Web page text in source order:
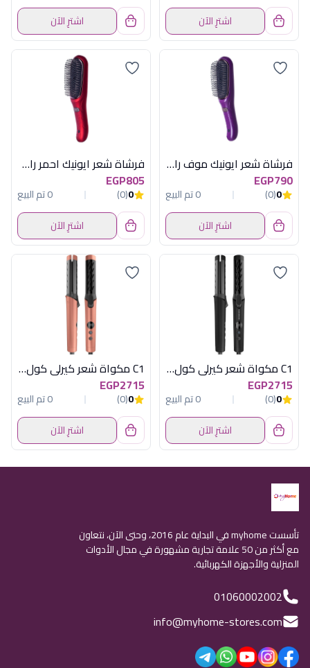
اشترِ الآن
اشترِ الآن
فرشاة شعر ايونيك موف راش براش
EGP790
0
(0)
0 تم البيع
اشترِ الآن
فرشاة شعر ايونيك احمر راش براش
EGP805
0
(0)
0 تم البيع
اشترِ الآن
C1 مكواة شعر كيرلى كول اسود راش براش
EGP2715
0
(0)
0 تم البيع
اشترِ الآن
C1 مكواة شعر كيرلى كول روز جولد راش براش
EGP2715
0
(0)
0 تم البيع
اشترِ الآن
تأسست myhome في البداية عام 2016، وحتى الآن، نتعاون
مع أكثر من 50 علامة تجارية مشهورة في مجال الأدوات
المنزلية والأجهزة الكهربائية.
01060002002
info@myhome-stores.com